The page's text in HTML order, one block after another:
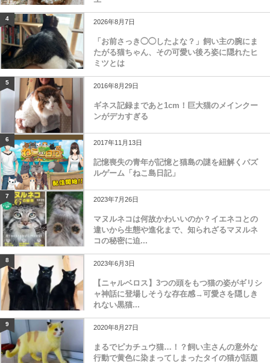
4 2026年8月7日
「お前さっき◯◯したよな？」飼い主の腕にま
たがる猫ちゃん、その可愛い後ろ姿に隠れたヒ
ミツとは
5 2016年8月29日
ギネス記録まであと1cm！巨大猫のメインクー
ンがデカすぎる
6 2017年11月13日
記憶喪失の青年が記憶と猫島の謎を紐解くパズ
ルゲーム「ねこ島日記」
7 2023年7月26日
マヌルネコは何故かわいいのか？イエネコとの
違いから生態や進化まで、知られざるマヌルネ
コの秘密に迫...
8 2023年6月3日
【ニャルベロス】3つの頭をもつ猫の姿がギリシ
ャ神話に登場しそうな存在感→可愛さを隠しき
れない黒猫...
9 2020年8月27日
まるでピカチュウ猫…！？飼い主さんの意外な
行動で黄色に染まってしまったタイの猫が話題